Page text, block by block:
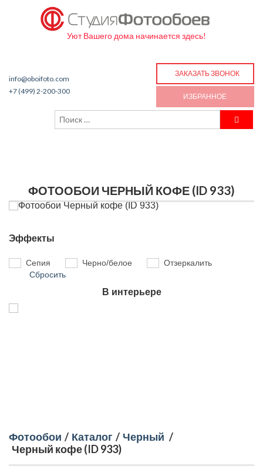
Уют Вашего дома начинается здесь!
info@oboifoto.com
+7 (499) 2-200-300
ЗАКАЗАТЬ ЗВОНОК
ИЗБРАННОЕ
ФОТООБОИ ЧЕРНЫЙ КОФЕ (ID 933)
Эффекты
Сепия Черно/белое
Отзеркалить
Сбросить
В интерьере
Фотообои / Каталог / Черный /
Черный кофе (ID 933)